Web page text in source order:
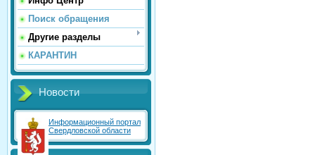
Поиск обращения
Другие разделы
КАРАНТИН
Новости
Информационный портал
Свердловской области